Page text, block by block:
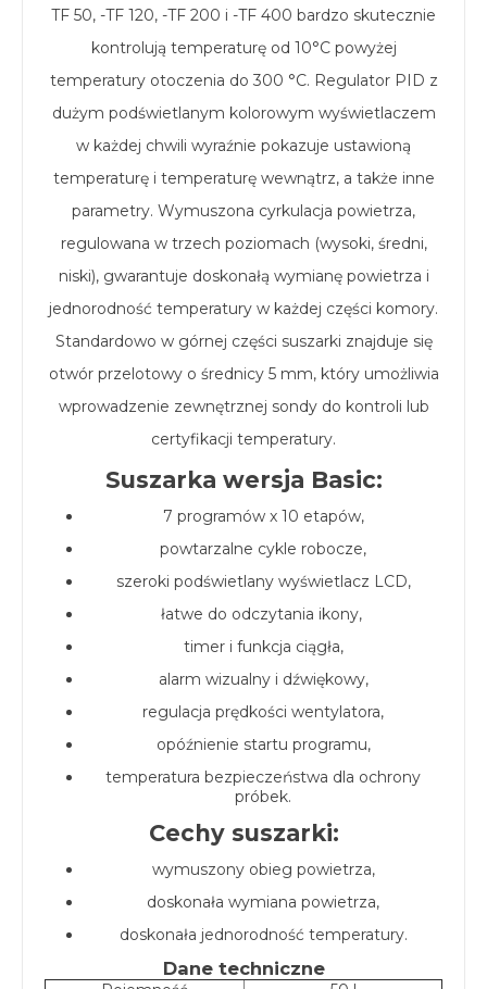
TF 50, -TF 120, -TF 200 i -TF 400 bardzo skutecznie
kontrolują temperaturę od 10°C powyżej
temperatury otoczenia do 300 °C. Regulator PID z
dużym podświetlanym kolorowym wyświetlaczem
w każdej chwili wyraźnie pokazuje ustawioną
temperaturę i temperaturę wewnątrz, a także inne
parametry. Wymuszona cyrkulacja powietrza,
regulowana w trzech poziomach (wysoki, średni,
niski), gwarantuje doskonałą wymianę powietrza i
jednorodność temperatury w każdej części komory.
Standardowo w górnej części suszarki znajduje się
otwór przelotowy o średnicy 5 mm, który umożliwia
wprowadzenie zewnętrznej sondy do kontroli lub
certyfikacji temperatury.
Suszarka wersja Basic:
7 programów x 10 etapów,
powtarzalne cykle robocze,
szeroki podświetlany wyświetlacz LCD,
łatwe do odczytania ikony,
timer i funkcja ciągła,
alarm wizualny i dźwiękowy,
regulacja prędkości wentylatora,
opóźnienie startu programu,
temperatura bezpieczeństwa dla ochrony
próbek.
Cechy suszarki:
wymuszony obieg powietrza,
doskonała wymiana powietrza,
doskonała jednorodność temperatury.
Dane techniczne